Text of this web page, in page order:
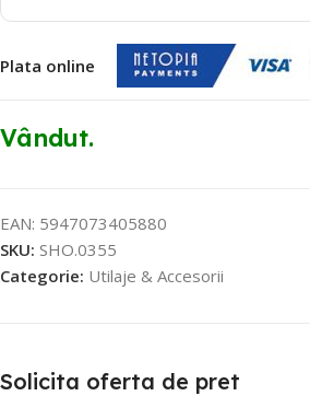
Plata online
Vândut.
EAN: 5947073405880
SKU: SHO.0355
Categorie: Utilaje & Accesorii
Solicita oferta de pret